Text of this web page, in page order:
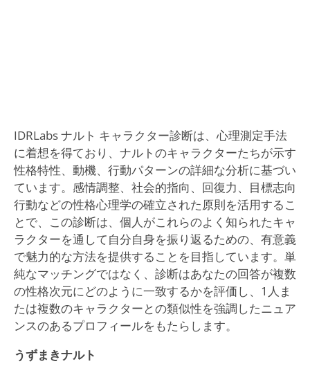
IDRLabs ナルト キャラクター診断は、心理測定手法
に着想を得ており、ナルトのキャラクターたちが示す
性格特性、動機、行動パターンの詳細な分析に基づい
ています。感情調整、社会的指向、回復力、目標志向
行動などの性格心理学の確立された原則を活用するこ
とで、この診断は、個人がこれらのよく知られたキャ
ラクターを通して自分自身を振り返るための、有意義
で魅力的な方法を提供することを目指しています。単
純なマッチングではなく、診断はあなたの回答が複数
の性格次元にどのように一致するかを評価し、1人ま
たは複数のキャラクターとの類似性を強調したニュア
ンスのあるプロフィールをもたらします。
うずまきナルト